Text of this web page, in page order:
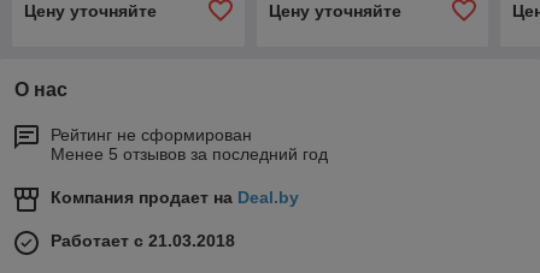
Цену уточняйте
Цену уточняйте
О нас
Рейтинг не сформирован
Менее 5 отзывов за последний год
Компания продает на Deal.by
Работает с 21.03.2018